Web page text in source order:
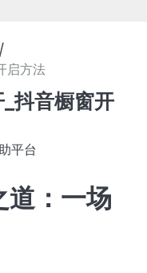
启方法
抖音橱窗开
平台
道：一场